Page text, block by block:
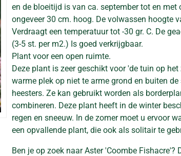
en de bloeitijd is van ca. september tot en met
ongeveer 30 cm. hoog. De volwassen hoogte
Verdraagt een temperatuur tot -30 gr. C. De
(3-5 st. per m2.) Is goed verkrijgbaar.
Plant voor een open ruimte.
Deze plant is zeer geschikt voor 'de tuin op
warme plek op niet te arme grond en buiten
heesters. Ze kan gebruikt worden als
combineren. Deze plant heeft in de winter
regen en sneeuw. In de zomer moet u ervoor
een opvallende plant, die ook als solitair te
Ben je op zoek naar Aster 'Coombe Fishacre'?